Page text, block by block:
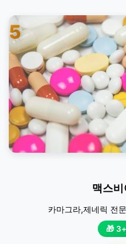
5
맥스비
카마그라,제네릭 전
🎁